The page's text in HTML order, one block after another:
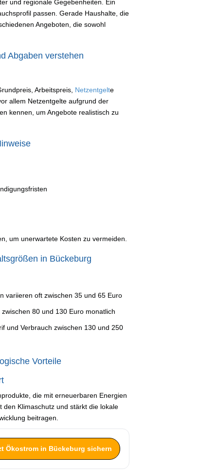
und regionale Gegebenheiten. Ein
passen. Gerade Haushalte, die
Angeboten, die sowohl
Abgaben verstehen
Arbeitspreis, Netzentgelte
allem Netzentgelte aufgrund der
kennen, um Angebote realistisch zu
um unerwartete Kosten zu vermeiden.
in Bückeburg
variieren oft zwischen 35 und 65 Euro
80 und 130 Euro monatlich
und Verbrauch zwischen 130 und 250
Vorteile
die mit erneuerbaren Energien
Klimaschutz und stärkt die lokale
beitragen.
Ökostrom in Bückeburg sichern